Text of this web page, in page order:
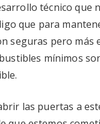
técnico que
que para
seguras pero más
mínimos
las puertas a